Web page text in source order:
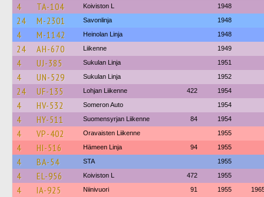
4 TA-104 Koiviston L 1948
24 M-2301 Savonlinja 1948
4 M-1142 Heinolan Linja 1948
24 AH-670 Liikenne 1949
4 UJ-385 Sukulan Linja 1951
4 UN-529 Sukulan Linja 1952
24 UF-135 Lohjan Liikenne 422 1954
4 HV-532 Someron Auto 1954
4 HY-511 Suomensyrjan Liikenne 84 1954
4 VP-402 Oravaisten Liikenne 1955
4 HI-516 Hämeen Linja 94 1955
4 BA-54 STA 1955
4 EL-956 Koiviston L 472 1955
4 IA-925 Niinivuori 91 1955